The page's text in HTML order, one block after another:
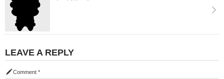
LEAVE A REPLY
Comment *